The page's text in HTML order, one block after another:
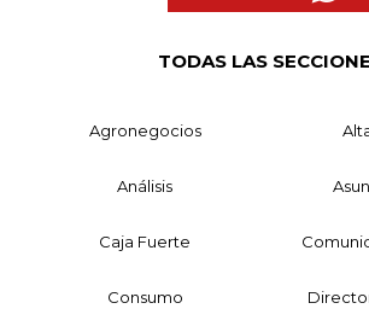
TODAS LAS
Agronegocios
Análisis
Caja Fuerte
Consumo